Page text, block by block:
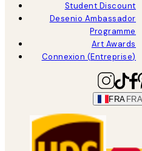
Student Discount
Desenio Ambassador
Programme
Art Awards
Connexion (Entreprise)
FRA